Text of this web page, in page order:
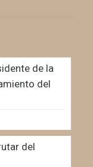
de la
del
del